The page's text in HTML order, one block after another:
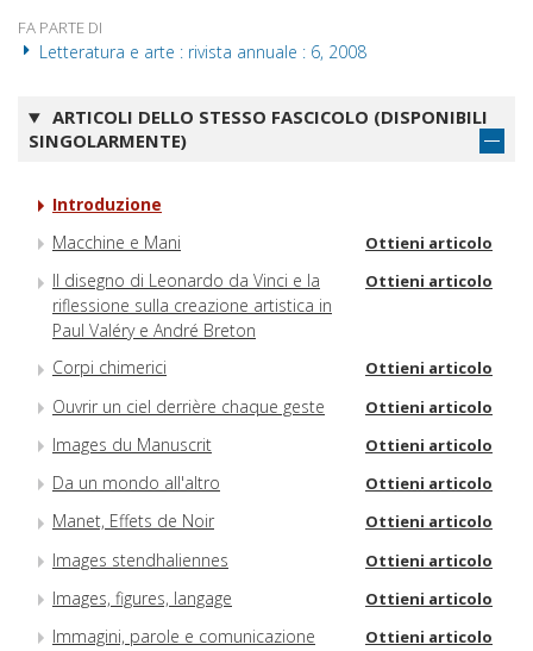
FA PARTE DI
Letteratura e arte : rivista annuale : 6, 2008
ARTICOLI DELLO STESSO FASCICOLO (DISPONIBILI
SINGOLARMENTE)
Introduzione
Macchine e Mani
Ottieni articolo
Il disegno di Leonardo da Vinci e la
riflessione sulla creazione artistica in
Paul Valéry e André Breton
Ottieni articolo
Corpi chimerici Ottieni articolo
Ouvrir un ciel derrière chaque geste Ottieni articolo
Images du Manuscrit Ottieni articolo
Da un mondo all'altro Ottieni articolo
Manet, Effets de Noir Ottieni articolo
Images stendhaliennes Ottieni articolo
Images, figures, langage Ottieni articolo
Immagini, parole e comunicazione Ottieni articolo